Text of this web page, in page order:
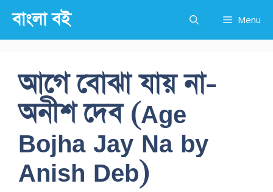
content
বাংলা বই Menu
আগে বোঝা যায় না-
অনীশ দেব (Age
Bojha Jay Na by
Anish Deb)